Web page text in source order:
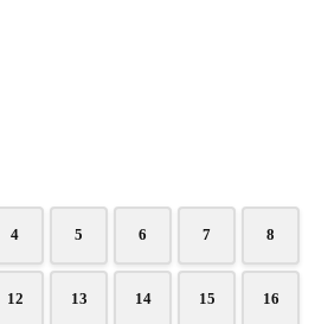
4 5 6 7 8
12 13 14 15 16